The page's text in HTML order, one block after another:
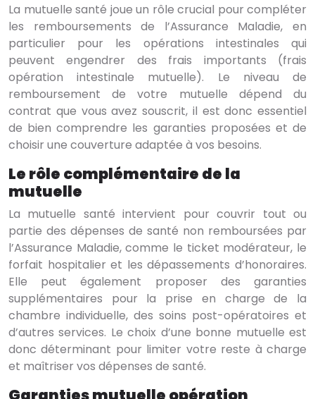
La mutuelle santé joue un rôle crucial pour compléter
les remboursements de l’Assurance Maladie, en
particulier pour les opérations intestinales qui
peuvent engendrer des frais importants (frais
opération intestinale mutuelle). Le niveau de
remboursement de votre mutuelle dépend du
contrat que vous avez souscrit, il est donc essentiel
de bien comprendre les garanties proposées et de
choisir une couverture adaptée à vos besoins.
Le rôle complémentaire de la
mutuelle
La mutuelle santé intervient pour couvrir tout ou
partie des dépenses de santé non remboursées par
l’Assurance Maladie, comme le ticket modérateur, le
forfait hospitalier et les dépassements d’honoraires.
Elle peut également proposer des garanties
supplémentaires pour la prise en charge de la
chambre individuelle, des soins post-opératoires et
d’autres services. Le choix d’une bonne mutuelle est
donc déterminant pour limiter votre reste à charge
et maîtriser vos dépenses de santé.
Garanties mutuelle opération